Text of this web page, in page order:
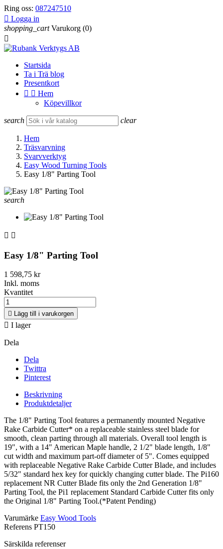
Ring oss: 087247510
 Logga in
shopping_cart Varukorg (0)

Startsida
Ta i Trä blog
Presentkort
  Hem
Köpevillkor
search clear
Hem
Träsvarvning
Svarvverktyg
Easy Wood Turning Tools
Easy 1/8" Parting Tool
search
 
Easy 1/8" Parting Tool
1 598,75 kr
Inkl. moms
Kvantitet
 Lägg till i varukorgen
 I lager
Dela
Dela
Twittra
Pinterest
Beskrivning
Produktdetaljer
The 1/8" Parting Tool features a permanently mounted Negative
Rake Carbide Cutter* on a replaceable stainless steel blade for
smooth, clean parting through all materials. Overall tool length is
19", with a 14" American Maple handle, 2 1/2" blade length, 1/8"
cut width and maximum part-off diameter of 5". Comes equipped
with replaceable Negative Rake Carbide Cutter Blade, and includes
5/32" standard hex key for quickly changing cutter blade. The Pi160
replacement NR Cutter Blade fits only the 2nd Generation 1/8"
Parting Tool, the Pi1 replacement Standard Carbide Cutter fits only
the Original 1/8" Parting Tool.(*Patent Pending)
Varumärke Easy Wood Tools
Referens PT150
Särskilda referenser